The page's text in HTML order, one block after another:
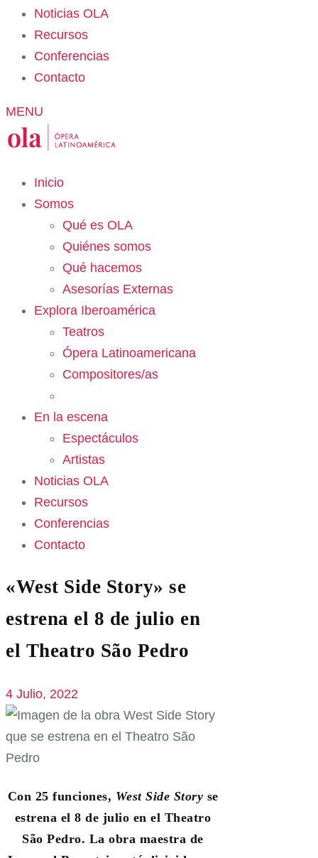
Noticias OLA
Recursos
Conferencias
Contacto
MENU
Inicio
Somos
Qué es OLA
Quiénes somos
Qué hacemos
Asesorías Externas
Explora Iberoamérica
Teatros
Ópera Latinoamericana
Compositores/as
En la escena
Espectáculos
Artistas
Noticias OLA
Recursos
Conferencias
Contacto
«West Side Story» se
estrena el 8 de julio en
el Theatro São Pedro
4 Julio, 2022
Con 25 funciones, West Side Story se
estrena el 8 de julio en el Theatro
São Pedro. La obra maestra de